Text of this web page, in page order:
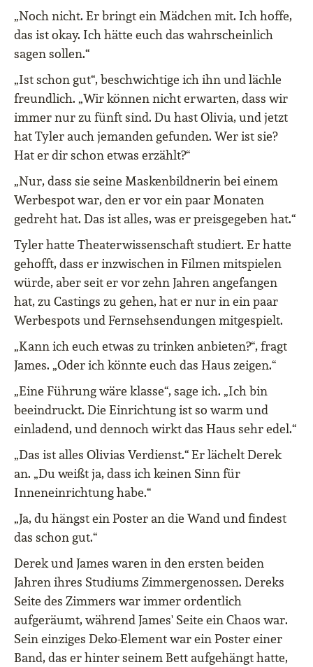
„Noch nicht. Er bringt ein Mädchen mit. Ich hoffe,
das ist okay. Ich hätte euch das wahrscheinlich
sagen sollen.“
„Ist schon gut“, beschwichtige ich ihn und lächle
freundlich. „Wir können nicht erwarten, dass wir
immer nur zu fünft sind. Du hast Olivia, und jetzt
hat Tyler auch jemanden gefunden. Wer ist sie?
Hat er dir schon etwas erzählt?“
„Nur, dass sie seine Maskenbildnerin bei einem
Werbespot war, den er vor ein paar Monaten
gedreht hat. Das ist alles, was er preisgegeben hat.“
Tyler hatte Theaterwissenschaft studiert. Er hatte
gehofft, dass er inzwischen in Filmen mitspielen
würde, aber seit er vor zehn Jahren angefangen
hat, zu Castings zu gehen, hat er nur in ein paar
Werbespots und Fernsehsendungen mitgespielt.
„Kann ich euch etwas zu trinken anbieten?“, fragt
James. „Oder ich könnte euch das Haus zeigen.“
„Eine Führung wäre klasse“, sage ich. „Ich bin
beeindruckt. Die Einrichtung ist so warm und
einladend, und dennoch wirkt das Haus sehr edel.“
„Das ist alles Olivias Verdienst.“ Er lächelt Derek
an. „Du weißt ja, dass ich keinen Sinn für
Inneneinrichtung habe.“
„Ja, du hängst ein Poster an die Wand und findest
das schon gut.“
Derek und James waren in den ersten beiden
Jahren ihres Studiums Zimmergenossen. Dereks
Seite des Zimmers war immer ordentlich
aufgeräumt, während James' Seite ein Chaos war.
Sein einziges Deko-Element war ein Poster einer
Band, das er hinter seinem Bett aufgehängt hatte,